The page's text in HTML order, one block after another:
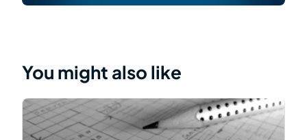
You might also like